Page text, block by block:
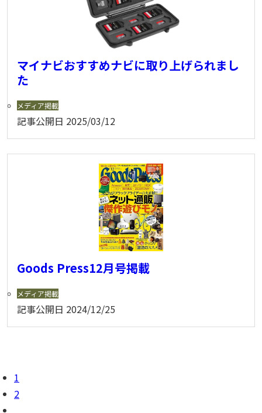
マイナビおすすめナビに取り上げられまし
た
メディア掲載
記事公開日 2025/03/12
Goods Press12月号掲載
メディア掲載
記事公開日 2024/12/25
1
2